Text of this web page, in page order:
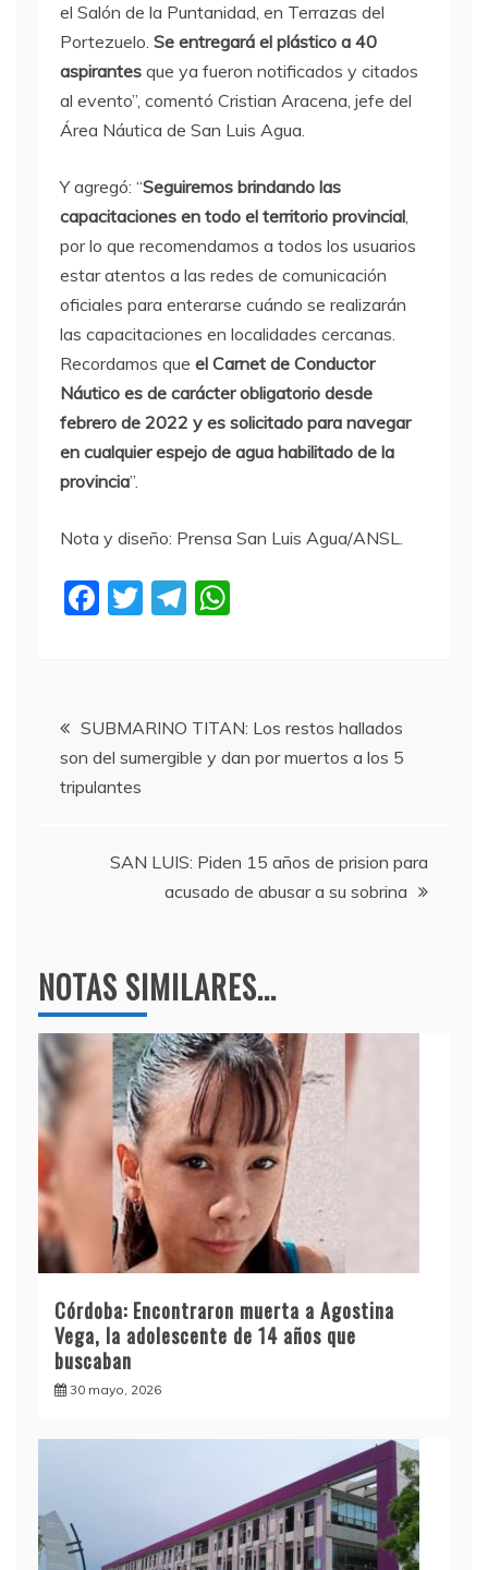
el Salón de la Puntanidad, en Terrazas del
Portezuelo. Se entregará el plástico a 40
aspirantes que ya fueron notificados y citados
al evento”, comentó Cristian Aracena, jefe del
Área Náutica de San Luis Agua.
Y agregó: “Seguiremos brindando las
capacitaciones en todo el territorio provincial,
por lo que recomendamos a todos los usuarios
estar atentos a las redes de comunicación
oficiales para enterarse cuándo se realizarán
las capacitaciones en localidades cercanas.
Recordamos que el Carnet de Conductor
Náutico es de carácter obligatorio desde
febrero de 2022 y es solicitado para navegar
en cualquier espejo de agua habilitado de la
provincia”.
Nota y diseño: Prensa San Luis Agua/ANSL.
F
b
o
o
T
T
a
m
A
p
Navegación
de
SUBMARINO TITAN: Los restos hallados
son del sumergible y dan por muertos a los 5
tripulantes
SAN LUIS: Piden 15 años de prision para
acusado de abusar a su sobrina
NOTAS SIMILARES...
Córdoba: Encontraron muerta a Agostina
Vega, la adolescente de 14 años que
buscaban
30 mayo, 2026